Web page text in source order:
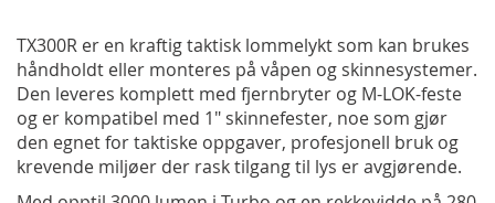
TX300R er en kraftig taktisk lommelykt som kan brukes
håndholdt eller monteres på våpen og skinnesystemer.
Den leveres komplett med fjernbryter og M-LOK-feste
og er kompatibel med 1" skinnefester, noe som gjør
den egnet for taktiske oppgaver, profesjonell bruk og
krevende miljøer der rask tilgang til lys er avgjørende.